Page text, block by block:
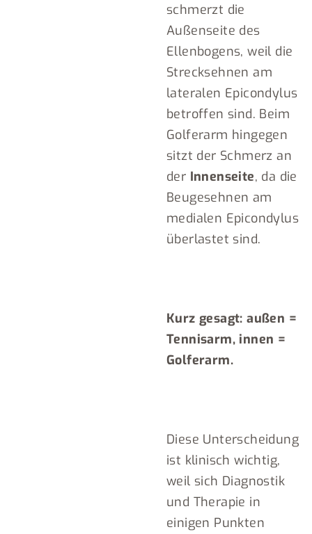
schmerzt die
Außenseite des
Ellenbogens, weil die
Strecksehnen am
lateralen Epicondylus
betroffen sind. Beim
Golferarm hingegen
sitzt der Schmerz an
der Innenseite, da die
Beugesehnen am
medialen Epicondylus
überlastet sind.
Kurz gesagt: außen =
Tennisarm, innen =
Golferarm.
Diese Unterscheidung
ist klinisch wichtig,
weil sich Diagnostik
und Therapie in
einigen Punkten